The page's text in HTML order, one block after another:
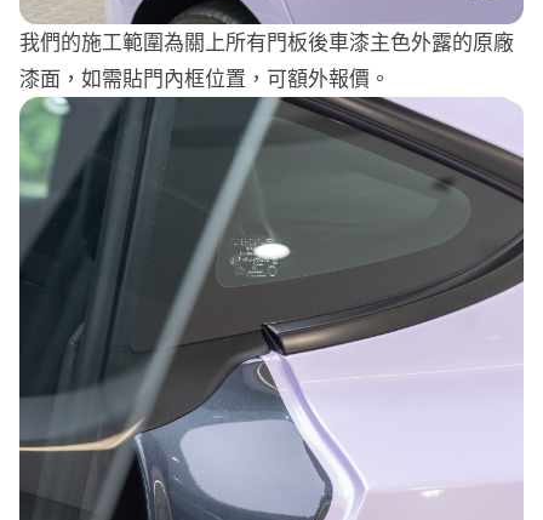
我們的施工範圍為關上所有門板後車漆主色外露的原廠
漆面，如需貼門內框位置，可額外報價。